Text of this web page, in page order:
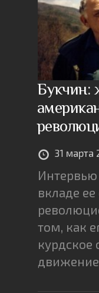
Букчин:
31 марта
вкладе ее
том, как
курдское